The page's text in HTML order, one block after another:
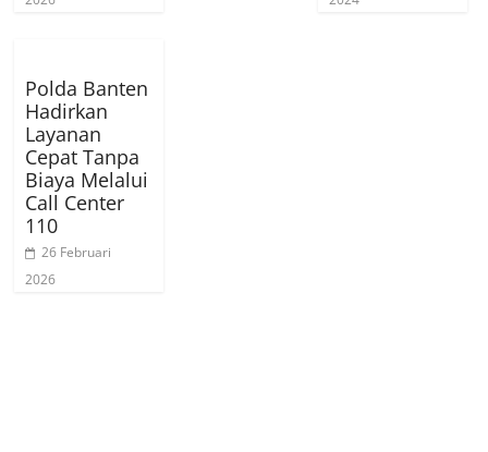
Polda Banten
Hadirkan
Layanan
Cepat Tanpa
Biaya Melalui
Call Center
110
26 Februari
2026